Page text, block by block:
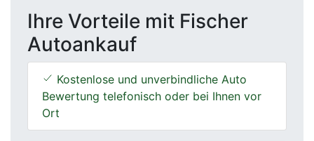
Ihre Vorteile mit Fischer
Autoankauf
Kostenlose und unverbindliche Auto
Bewertung telefonisch oder bei Ihnen vor
Ort